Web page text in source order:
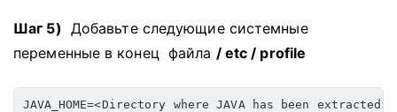
Шаг 5) Добавьте следующие системные
переменные в конецфайла / etc / profile
JAVA_HOME=<Directory where JAVA has been